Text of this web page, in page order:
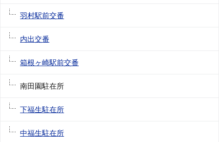
羽村駅前交番
内出交番
箱根ヶ崎駅前交番
南田園駐在所
下福生駐在所
中福生駐在所